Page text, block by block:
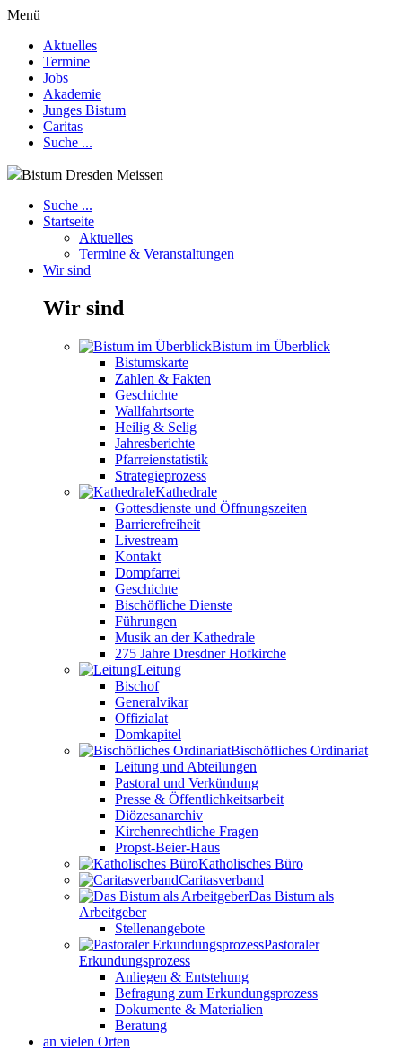
Menü
Aktuelles
Termine
Jobs
Akademie
Junges Bistum
Caritas
Suche ...
Bistum Dresden Meissen
Suche ...
Startseite
Aktuelles
Termine & Veranstaltungen
Wir sind
Wir sind
Bistum im Überblick
Bistumskarte
Zahlen & Fakten
Geschichte
Wallfahrtsorte
Heilig & Selig
Jahresberichte
Pfarreienstatistik
Strategieprozess
Kathedrale
Gottesdienste und Öffnungszeiten
Barrierefreiheit
Livestream
Kontakt
Dompfarrei
Geschichte
Bischöfliche Dienste
Führungen
Musik an der Kathedrale
275 Jahre Dresdner Hofkirche
Leitung
Bischof
Generalvikar
Offizialat
Domkapitel
Bischöfliches Ordinariat
Leitung und Abteilungen
Pastoral und Verkündung
Presse & Öffentlichkeitsarbeit
Diözesanarchiv
Kirchenrechtliche Fragen
Propst-Beier-Haus
Katholisches Büro
Caritasverband
Das Bistum als
Arbeitgeber
Stellenangebote
Pastoraler
Erkundungsprozess
Anliegen & Entstehung
Befragung zum Erkundungsprozess
Dokumente & Materialien
Beratung
an vielen Orten